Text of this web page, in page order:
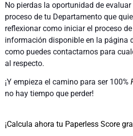
No pierdas la oportunidad de
proceso de tu Departamento que
reflexionar como iniciar el proceso
información disponible en la página
como puedes contactarnos para
al respecto.
¡Y empieza el camino para ser 100%
no hay tiempo que perder!
¡Calcula ahora tu Paperless Score